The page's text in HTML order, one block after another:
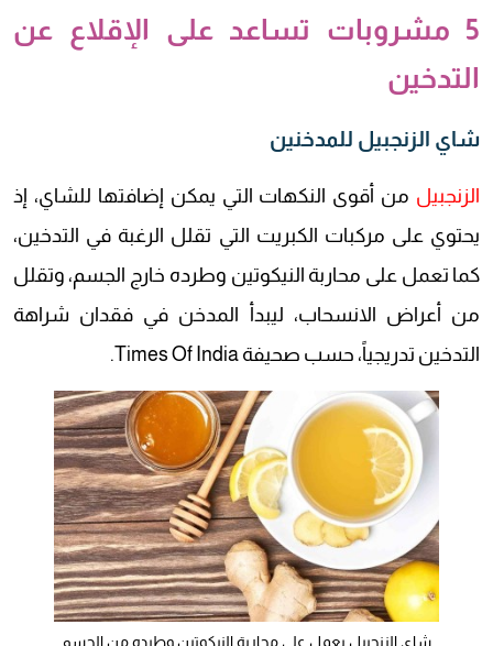
5 مشروبات تساعد على الإقلاع عن
التدخين
شاي الزنجبيل للمدخنين
الزنجبيل من أقوى النكهات التي يمكن إضافتها للشاي، إذ
يحتوي على مركبات الكبريت التي تقلل الرغبة في التدخين،
كما تعمل على محاربة النيكوتين وطرده خارج الجسم، وتقلل
من أعراض الانسحاب، ليبدأ المدخن في فقدان شراهة
التدخين تدريجياً، حسب صحيفة Times Of India.
شاي الزنجبيل يعمل على محاربة النيكوتين وطرده من الجسم